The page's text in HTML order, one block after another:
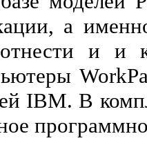
а
и и
IBM. В